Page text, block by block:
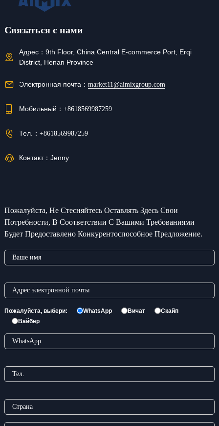
Связаться с нами
Адрес： 9th Floor, China Central E-commerce Port, Erqi
District, Henan Province
Электронная почта： market11@aimixgroup.com
Мобильный： +8618569987259
Тел.： +8618569987259
Контакт： Jenny
Пожалуйста, Не Стесняйтесь Оставлять Здесь Свои
Потребности, В Соответствии С Вашими Требованиями
Будет Предоставлено Конкурентоспособное Предложение.
Пожалуйста, выбери: WhatsApp Вичат
Скайп
Вайбер